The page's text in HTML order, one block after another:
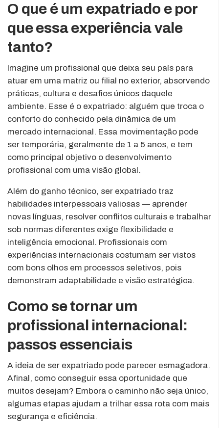
O que é um expatriado e por
que essa experiência vale
tanto?
Imagine um profissional que deixa seu país para
atuar em uma matriz ou filial no exterior, absorvendo
práticas, cultura e desafios únicos daquele
ambiente. Esse é o expatriado: alguém que troca o
conforto do conhecido pela dinâmica de um
mercado internacional. Essa movimentação pode
ser temporária, geralmente de 1 a 5 anos, e tem
como principal objetivo o desenvolvimento
profissional com uma visão global.
Além do ganho técnico, ser expatriado traz
habilidades interpessoais valiosas — aprender
novas línguas, resolver conflitos culturais e trabalhar
sob normas diferentes exige flexibilidade e
inteligência emocional. Profissionais com
experiências internacionais costumam ser vistos
com bons olhos em processos seletivos, pois
demonstram adaptabilidade e visão estratégica.
Como se tornar um
profissional internacional:
passos essenciais
A ideia de ser expatriado pode parecer esmagadora.
Afinal, como conseguir essa oportunidade que
muitos desejam? Embora o caminho não seja único,
algumas etapas ajudam a trilhar essa rota com mais
segurança e eficiência.